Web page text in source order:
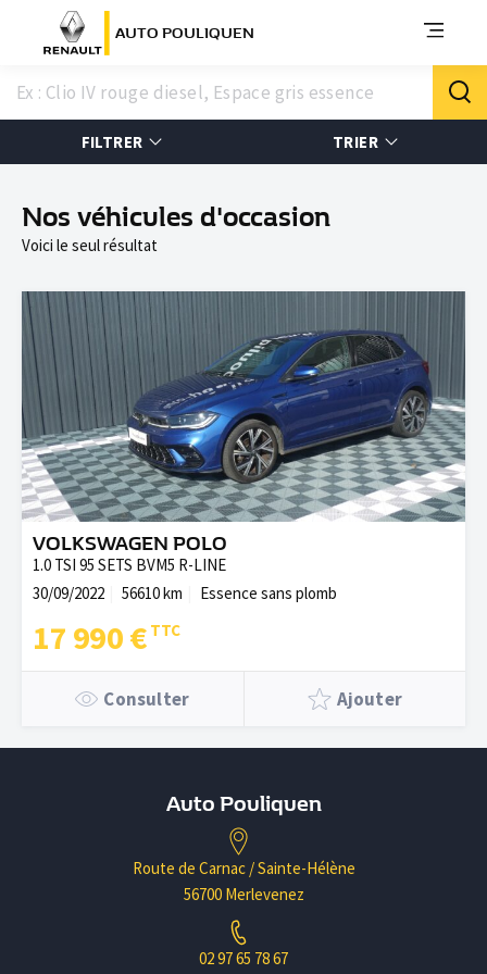
AUTO POULIQUEN
FILTRER TRIER
Nos véhicules d'occasion
Voici le seul résultat
VOLKSWAGEN POLO
1.0 TSI 95 SETS BVM5 R-LINE
30/09/2022
56610 km Essence sans plomb
17 990 €
Consulter Ajouter
Auto Pouliquen
Route de Carnac / Sainte-Hélène
56700 Merlevenez
02 97 65 78 67